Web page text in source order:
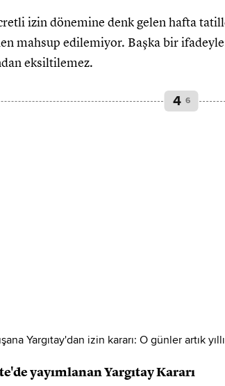
izin dönemine denk gelen hafta
mahsup edilemiyor. Başka bir
eksiltilemez.
4 6
yayımlanan Yargıtay Kararı